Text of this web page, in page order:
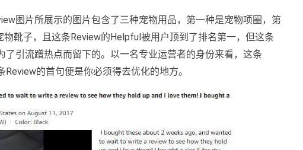
图片所展示的图片包含了三种宠物用品，第一种是宠物项圈，第
靴子，且这条Review的Helpful被用户顶到了排名第一，但这条
了引流蹭热点而留下的。以一名专业运营者的身份来看，这条
的首句便是你必须得去优化的地方。